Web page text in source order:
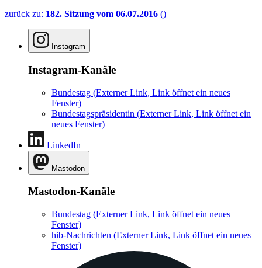
zurück zu: 182. Sitzung vom 06.07.2016 ()
Instagram
Instagram-Kanäle
Bundestag (Externer Link, Link öffnet ein neues
Fenster)
Bundestagspräsidentin (Externer Link, Link öffnet ein
neues Fenster)
LinkedIn
Mastodon
Mastodon-Kanäle
Bundestag (Externer Link, Link öffnet ein neues
Fenster)
hib-Nachrichten (Externer Link, Link öffnet ein neues
Fenster)